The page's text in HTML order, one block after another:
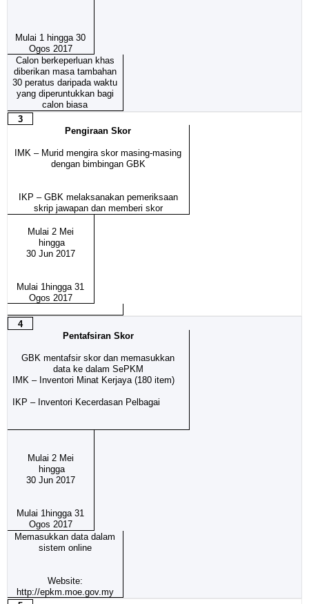
Mulai 1 hingga 30
Ogos 2017
Calon berkeperluan khas
diberikan masa tambahan
30 peratus daripada waktu
yang diperuntukkan bagi
calon biasa
3
Pengiraan Skor
IMK – Murid mengira skor masing-masing
dengan bimbingan GBK
IKP – GBK melaksanakan pemeriksaan
skrip jawapan dan memberi skor
Mulai 2 Mei
hingga
30 Jun 2017
Mulai 1hingga 31
Ogos 2017
4
Pentafsiran Skor
GBK mentafsir skor dan memasukkan
data ke dalam SePKM
IMK – Inventori Minat Kerjaya (180 item)
IKP – Inventori Kecerdasan Pelbagai
Mulai 2 Mei
hingga
30 Jun 2017
Mulai 1hingga 31
Ogos 2017
Memasukkan data dalam
sistem online
Website:
http://epkm.moe.gov.my